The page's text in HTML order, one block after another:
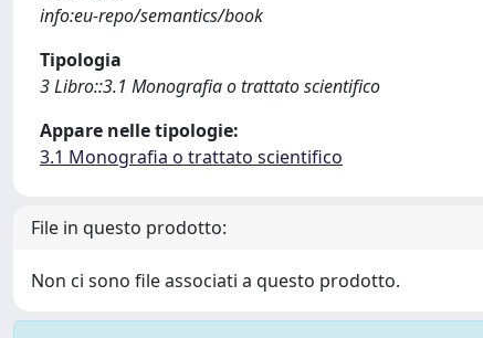
info:eu-repo/semantics/book
Tipologia
3 Libro::3.1 Monografia o trattato scientifico
Appare nelle tipologie:
3.1 Monografia o trattato scientifico
File in questo prodotto:
Non ci sono file associati a questo prodotto.